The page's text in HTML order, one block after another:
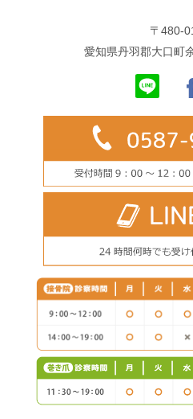
〒480-
愛知県丹羽郡大口町